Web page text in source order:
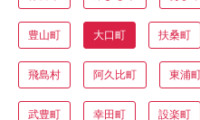
豊山町 大口町 扶桑町
飛島村 阿久比町 東浦
武豊町 幸田町 設楽町